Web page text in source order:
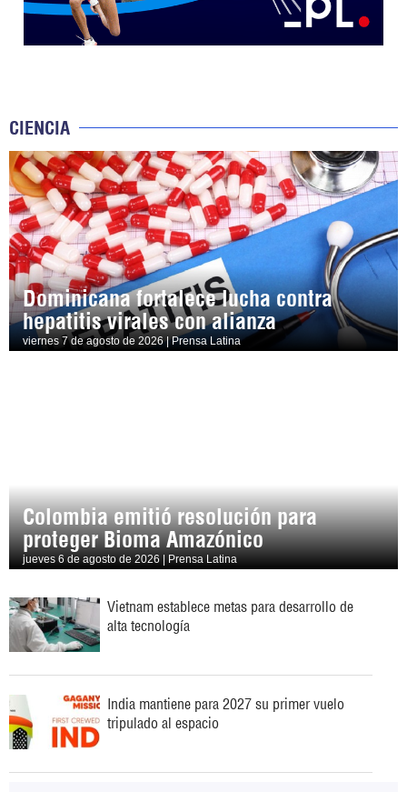
CIENCIA
Dominicana fortalece lucha contra
hepatitis virales con alianza
viernes 7 de agosto de 2026 | Prensa Latina
Colombia emitió resolución para
proteger Bioma Amazónico
jueves 6 de agosto de 2026 | Prensa Latina
Vietnam establece metas para desarrollo de
alta tecnología
India mantiene para 2027 su primer vuelo
tripulado al espacio